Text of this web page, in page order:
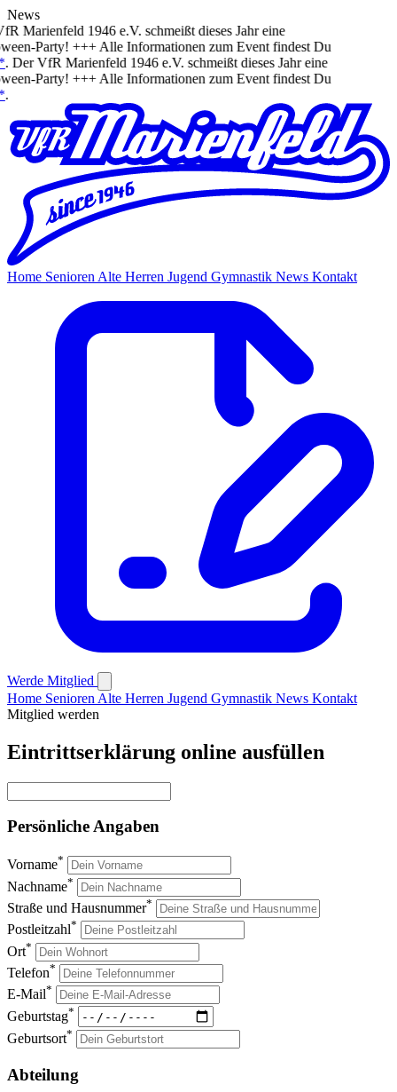
News
Marienfeld 1946 e.V. schmeißt dieses Jahr eine
Party! +++ Alle Informationen zum Event findest Du
.Der VfR Marienfeld 1946 e.V. schmeißt dieses Jahr eine
Party! +++ Alle Informationen zum Event findest Du
.
Home Senioren Alte Herren Jugend Gymnastik News Kontakt
Werde Mitglied
Home Senioren Alte Herren Jugend Gymnastik News Kontakt
Mitglied werden
Eintrittserklärung online ausfüllen
Persönliche Angaben
Vorname*
Nachname*
Straße und Hausnummer*
Postleitzahl*
Ort*
Telefon*
E-Mail*
Geburtstag*
Geburtsort*
Abteilung